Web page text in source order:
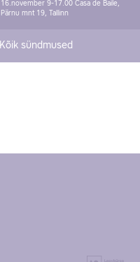
16.november 9-17.00 Casa de Baile,
Pärnu mnt 19, Tallinn
Kõik sündmused